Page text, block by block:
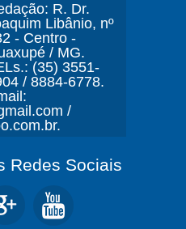
R. Dr.
Libânio, nº
- Centro -
/ MG.
(35) 3551-
/ 8884-6778.
/
Redes Sociais